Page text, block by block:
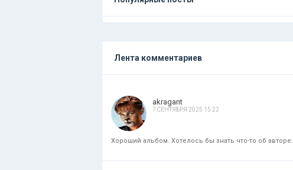
Лента комментариев
akragant
7 СЕНТЯБРЯ 2025 15:22
Хороший альбом. Хотелось бы знать что-то об авторе.